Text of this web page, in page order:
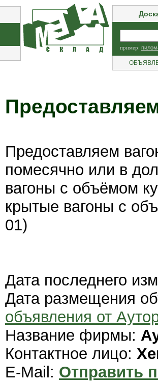
пример:
Предоставляем
помесячно или в
вагоны с объёмом
крытые вагоны с
01)
Дата последнего
Дата размещения
объявления от
Название фирмы:
Контактное лицо:
E-Mail: Отправить